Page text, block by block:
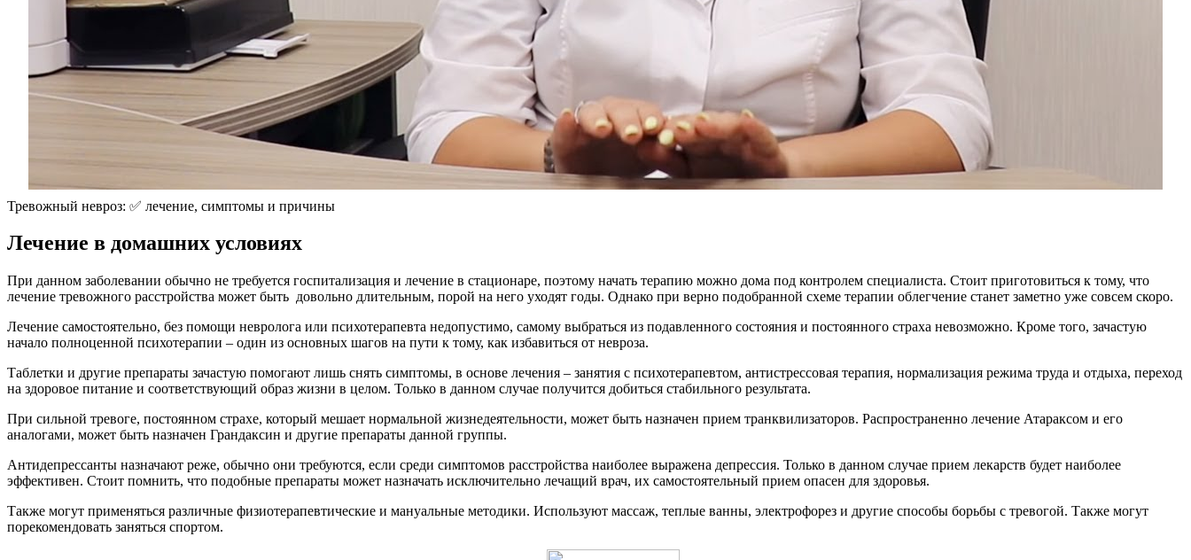
Тревожный невроз: ✅ лечение, симптомы и причины
Лечение в домашних условиях
При данном заболевании обычно не требуется госпитализация и лечение в стационаре, поэтому начать терапию можно дома под контролем специалиста. Стоит приготовиться к тому, что
лечение тревожного расстройства может быть довольно длительным, порой на него уходят годы. Однако при верно подобранной схеме терапии облегчение станет заметно уже совсем скоро.
Лечение самостоятельно, без помощи невролога или психотерапевта недопустимо, самому выбраться из подавленного состояния и постоянного страха невозможно. Кроме того, зачастую
начало полноценной психотерапии – один из основных шагов на пути к тому, как избавиться от невроза.
Таблетки и другие препараты зачастую помогают лишь снять симптомы, в основе лечения – занятия с психотерапевтом, антистрессовая терапия, нормализация режима труда и отдыха, переход
на здоровое питание и соответствующий образ жизни в целом. Только в данном случае получится добиться стабильного результата.
При сильной тревоге, постоянном страхе, который мешает нормальной жизнедеятельности, может быть назначен прием транквилизаторов. Распространенно лечение Атараксом и его
аналогами, может быть назначен Грандаксин и другие препараты данной группы.
Антидепрессанты назначают реже, обычно они требуются, если среди симптомов расстройства наиболее выражена депрессия. Только в данном случае прием лекарств будет наиболее
эффективен. Стоит помнить, что подобные препараты может назначать исключительно лечащий врач, их самостоятельный прием опасен для здоровья.
Также могут применяться различные физиотерапевтические и мануальные методики. Используют массаж, теплые ванны, электрофорез и другие способы борьбы с тревогой. Также могут
порекомендовать заняться спортом.